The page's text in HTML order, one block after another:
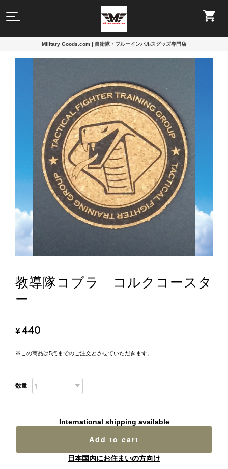
Military Goods.com | 自衛隊・ブルーインパルスグッズ専門店
教導隊コブラ コルクコースタ
ー
¥440
※この商品は5点までのご注文とさせていただきます。
数量
International shipping available
Add to cart
日本国内にお住まいの方向け